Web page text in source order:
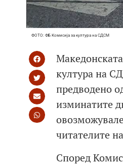
ФОТО: ФБ Комисија за култура на СДСМ
култура на
предводено
изминатите
читателите
Според